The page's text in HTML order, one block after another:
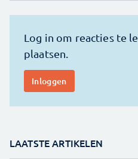
LAATSTE ARTIKELEN